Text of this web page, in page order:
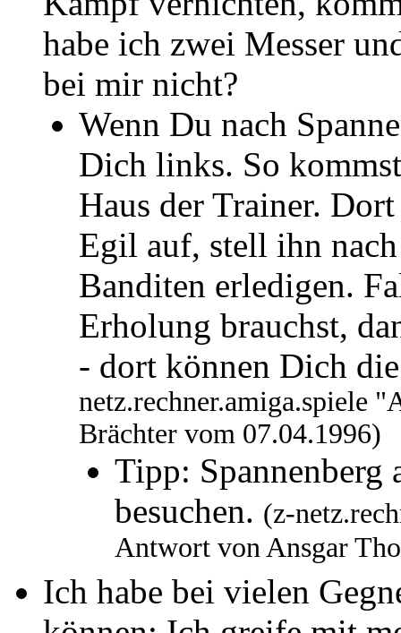
habe ich zwei Messer
bei mir nicht?
Wenn Du nach
Dich links. So
Haus der Trainer.
Egil auf, stell ihn
Banditen erledigen.
Erholung brauchst,
- dort können Dich
netz.rechner.amiga.spiele
Brächter vom 07.04.1996)
Tipp: Spannenberg
besuchen. (z-
Antwort von Ansgar
Ich habe bei vielen